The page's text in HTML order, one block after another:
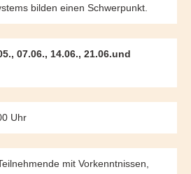
bilden einen Schwerpunkt.
07.06., 14.06., 21.06.und
Uhr
mit Vorkenntnissen,